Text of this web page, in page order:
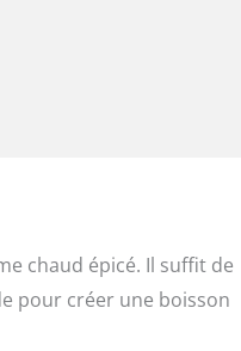
chaud épicé. Il suffit de
pour créer une boisson